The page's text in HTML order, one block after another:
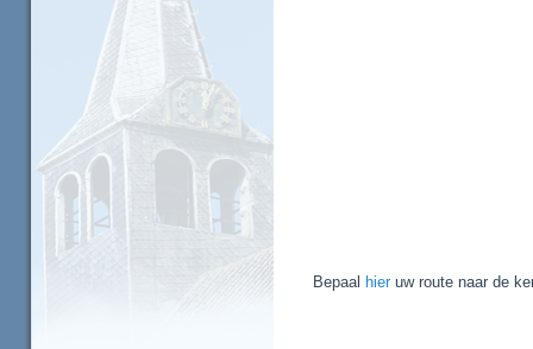
Bepaal hier uw route naar de